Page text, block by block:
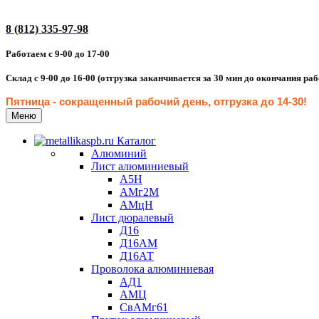
8 (812) 335-97-98
Работаем с 9-00 до 17-00
Склад с 9-00 до 16-00 (отгрузка заканчивается за 30 мин до окончания
Пятница - сокращенный рабочий день, отгрузка до 14-30!
Меню
Каталог
Алюминий
Лист алюминиевый
А5Н
АМг2М
АМцН
Лист дюралевый
Д16
Д16АМ
Д16АТ
Проволока алюминиевая
АД1
АМЦ
СвАМг61